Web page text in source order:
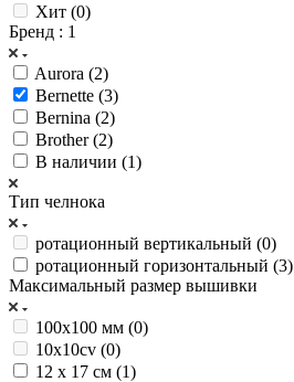
Хит (0)
Бренд : 1
Aurora (2)
Bernette (3)
Bernina (2)
Brother (2)
В наличии (1)
Тип челнока
ротационный вертикальный (0)
ротационный горизонтальный (3)
Максимальный размер вышивки
100x100 мм (0)
10x10cv (0)
12 х 17 см (1)